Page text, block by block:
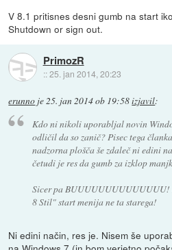
V 8.1 pritisnes desni gumb na start
Shutdown or sign out.
PrimozR
::25. jan 2014, 20:23
erunno je25. jan 2014 ob 19:58izjavil:
Kdo ni nikoli uporabljal novin
odličil da so zanič? Pisec tega
nadzorna plošča še zdaleč ni edini
četudi je res da gumb za izklop
Sicer pa BUUUUUUUUUUUUUU!
8 Stil" start menija ne ta starega!
Ni edini način, res je. Nisem še